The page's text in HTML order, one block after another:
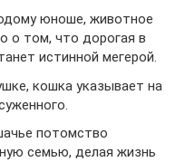
юноше, животное
о том, что дорогая в
истинной мегерой.
кошка указывает на
потомство
семью, делая жизнь